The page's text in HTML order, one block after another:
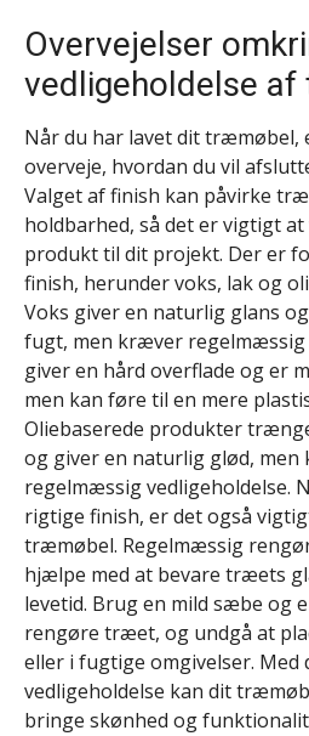
Overvejelser
vedligeholdelse
Når du har lavet dit træmøbel,
overveje, hvordan du vil
Valget af finish kan påvirke
holdbarhed, så det er vigtigt
produkt til dit projekt. Der er
finish, herunder voks, lak og
Voks giver en naturlig glans
fugt, men kræver regelmæssig
giver en hård overflade og er
men kan føre til en mere
Oliebaserede produkter
og giver en naturlig glød, men
regelmæssig vedligeholdelse.
rigtige finish, er det også
træmøbel. Regelmæssig
hjælpe med at bevare træets
levetid. Brug en mild sæbe og
rengøre træet, og undgå at
eller i fugtige omgivelser. Med
vedligeholdelse kan dit
bringe skønhed og